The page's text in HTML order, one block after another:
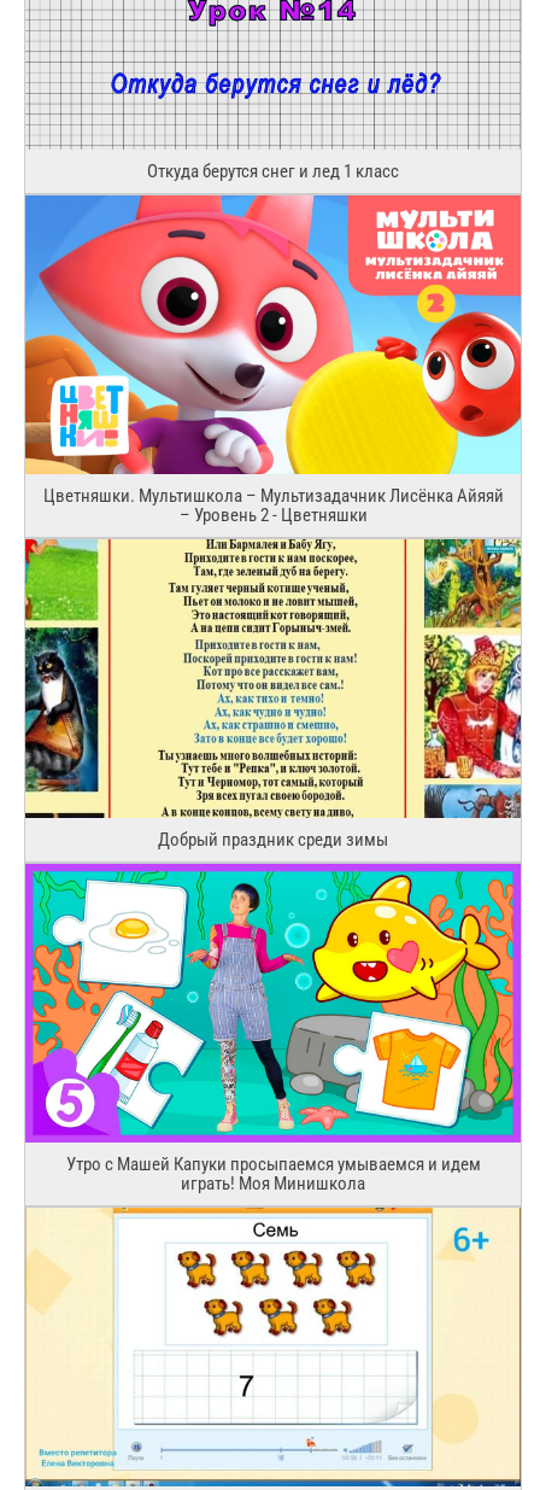
Откуда берутся снег и лед 1 класс
Цветняшки. Мультишкола – Мультизадачник Лисёнка Айяяй
– Уровень 2 - Цветняшки
Добрый праздник среди зимы
Утро с Машей Капуки просыпаемся умываемся и идем
играть! Моя Минишкола